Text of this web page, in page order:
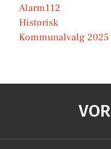
Alarm112
Historisk
Kommunalvalg 2025